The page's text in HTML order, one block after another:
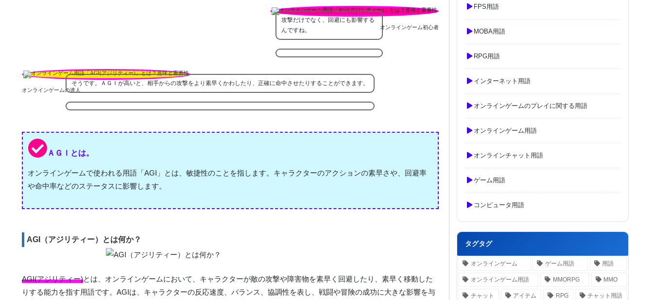
オンラインゲーム初心者
攻撃だけでなく、回避にも影響する
んですね。
オンラインゲームの達人
そうです。ＡＧＩが高いと、相手からの攻撃をより素早くかわしたり、正確に命中させたりすることができます。
ＡＧＩとは。
オンラインゲームで使われる用語「AGI」とは、敏捷性のことを指します。キャラクターのアクションの素早さや、回避率
や命中率などのステータスに影響します。
AGI（アジリティー）とは何か？
AGI(アジリティー)とは、オンラインゲームにおいて、キャラクターが敵の攻撃や障害物を素早く回避したり、素早く移動した
りする能力を指す用語です。AGIは、キャラクターの反応速度、バランス、協調性を表し、戦闘や冒険の成功に大きな影響を与
FPS用語
MOBA用語
RPG用語
インターネット用語
オンラインゲームのプレイに関する用語
オンラインゲーム用語
オンラインチャット用語
ゲーム用語
コンピュータ用語
タグタグ
オンラインゲーム ゲーム用語 用語
オンラインゲーム用語 MMORPG MMO
チャット アイテム RPG チャット用語